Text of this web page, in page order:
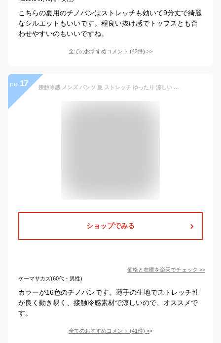
こちらの夏用のチノパンはストレッチも効いて9分丈で綺麗
なシルエットもいいです。程良い抜け感でトップスとも合
わせやすいのもいいですね。
全てのおすすめコメント (42件) >
no. 17 接触冷感 メンズ パンツ 夏 ストレッチ ゆったり 涼しい ボトムス 清涼 涼感 超伸縮 レギパン 薄手 イージーパンツ ズボン エアパンツ 前開き テレワーク ゴルフパンツ ゴルフウェア 迷彩柄 バンダナ ペイズリー カモフラ S M L LL XL XXL 3L ジェネレス
ショップでみる
価格と在庫を楽天でチェック >>
ケーマサカズ(60代・男性)
カラーが16色のチノパンです。薄手の生地でストレッチ性
が良く動き易く、接触冷感素材で涼しいので、オススメで
す。
全てのおすすめコメント (41件) >